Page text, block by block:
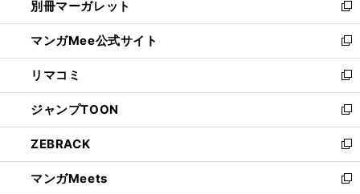
く
で
開
く
ィ
ン
ド
ウ
で
開
く
い
ウ
ィ
ン
ド
ウ
で
開
く
別冊マーガレット
新
し
い
ウ
ィ
ン
ド
ウ
で
開
く
マンガMee公式サイト
新
し
い
ウ
ィ
ン
ド
ウ
で
リマコミ
新
し
い
ウ
ィ
ン
ド
ジャンプTOON
新
し
い
ウ
ィ
ZEBRACK
新
し
い
マンガMeets
新